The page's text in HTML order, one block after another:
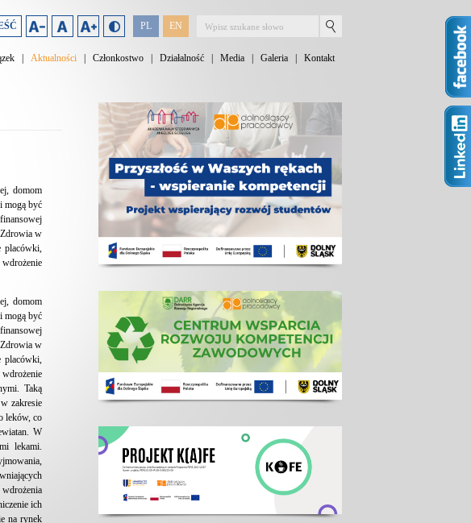
PL EN
Aktualności Członkostwo Działalność Media Galeria Kontakt
domom
mogą być
w
placówki,
domom
mogą być
w
placówki,
Taką
zakresie
leków, co
W
lekami.
wdrożenia
ich
na rynek